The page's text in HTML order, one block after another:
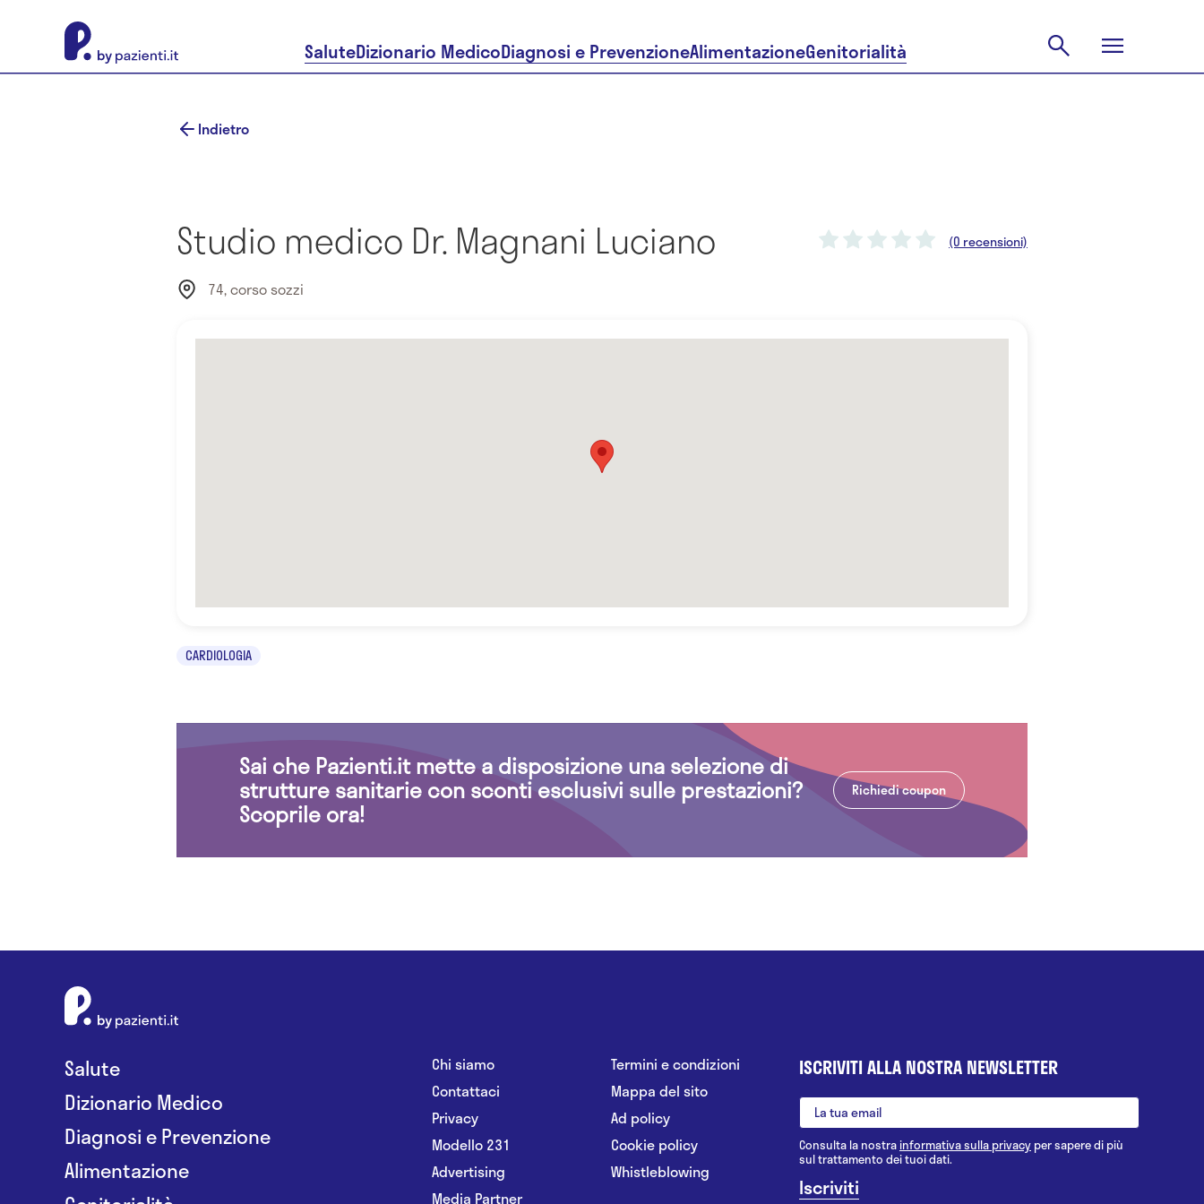
SaluteDizionario MedicoDiagnosi e PrevenzioneAlimentazioneGenitorialità
Indietro
Studio medico Dr. Magnani Luciano (0 recensioni)
74, corso sozzi
CARDIOLOGIA
Sai che Pazienti.it mette a disposizione una selezione di
strutture sanitarie con sconti esclusivi sulle prestazioni?
Scoprile ora!
Richiedi coupon
Salute
Dizionario Medico
Diagnosi e Prevenzione
Alimentazione
Chi siamo
Contattaci
Privacy
Modello 231
Advertising
Media Partner
Termini e condizioni
Mappa del sito
Ad policy
Cookie policy
Whistleblowing
ISCRIVITI ALLA NOSTRA NEWSLETTER
Consulta la nostrainformativa sulla privacy per sapere di più
sul trattamento dei tuoi dati.